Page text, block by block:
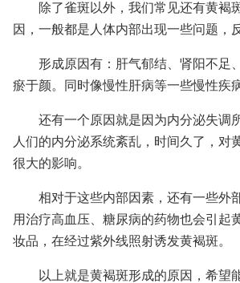
除了雀斑以外，我们常见还有黄褐
因，一般都是人体内部出现一些问题，
形成原因有：肝气郁结、肾阳不足
瘀于颜。同时像慢性肝病等一些慢性疾
还有一个原因就是因为内分泌失调
人们的内分泌系统紊乱，时间久了，对
很大的影响。
相对于这些内部因素，还有一些外
用治疗高血压、糖尿病的药物也会引起
妆品，在经过紫外线照射诱发黄褐斑。
以上就是黄褐斑形成的原因，希望